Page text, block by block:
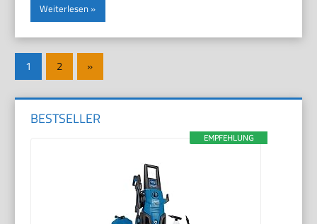
Weiterlesen
Seitennummerierung
der
Beiträge
1 2
Nächste
Beiträge
»
BESTSELLER
EMPFEHLUNG